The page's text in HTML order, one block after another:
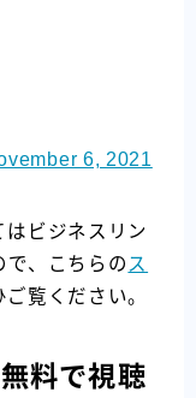
6, 2021
ビジネスリン
で、こちらの ス
ご覧ください。
料で視聴